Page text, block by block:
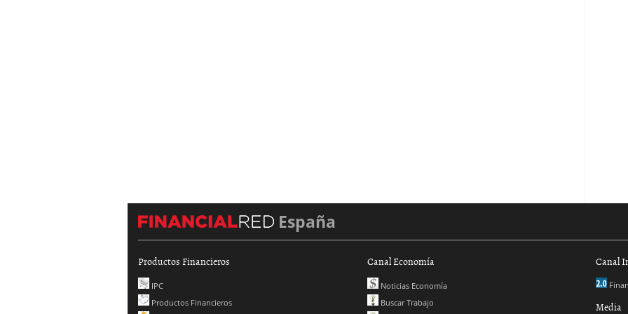
España
Productos Financieros
IPC
Productos Financieros
Canal Economía
Noticias Economía
Buscar Trabajo
Canal
Media